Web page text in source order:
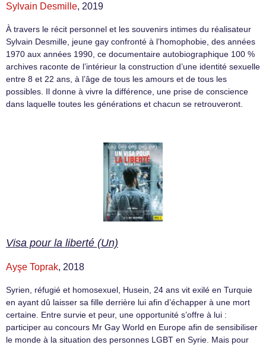
Sylvain Desmille, 2019
À travers le récit personnel et les souvenirs intimes du réalisateur
Sylvain Desmille, jeune gay confronté à l’homophobie, des années
1970 aux années 1990, ce documentaire autobiographique 100 %
archives raconte de l’intérieur la construction d’une identité sexuelle
entre 8 et 22 ans, à l’âge de tous les amours et de tous les
possibles. Il donne à vivre la différence, une prise de conscience
dans laquelle toutes les générations et chacun se retrouveront.
Visa pour la liberté (Un)
Ayşe Toprak, 2018
Syrien, réfugié et homosexuel, Husein, 24 ans vit exilé en Turquie
en ayant dû laisser sa fille derrière lui afin d’échapper à une mort
certaine. Entre survie et peur, une opportunité s’offre à lui :
participer au concours Mr Gay World en Europe afin de sensibiliser
le monde à la situation des personnes LGBT en Syrie. Mais pour